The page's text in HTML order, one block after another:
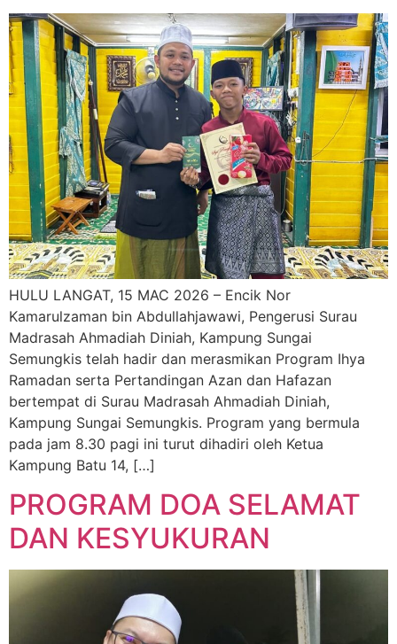
HULU LANGAT, 15 MAC 2026 – Encik Nor
Kamarulzaman bin Abdullahjawawi, Pengerusi Surau
Madrasah Ahmadiah Diniah, Kampung Sungai
Semungkis telah hadir dan merasmikan Program Ihya
Ramadan serta Pertandingan Azan dan Hafazan
bertempat di Surau Madrasah Ahmadiah Diniah,
Kampung Sungai Semungkis. Program yang bermula
pada jam 8.30 pagi ini turut dihadiri oleh Ketua
Kampung Batu 14, […]
PROGRAM DOA SELAMAT
DAN KESYUKURAN